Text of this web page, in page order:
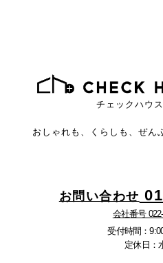
チェックハウ
おしゃれも、くらしも、ぜん
お問い合わせ
会社番号
受付時間：
定休日：